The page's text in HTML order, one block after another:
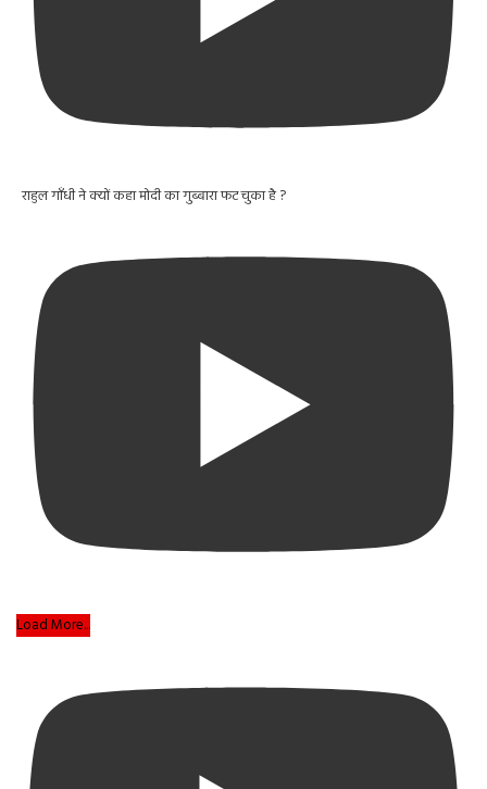
राहुल गाँधी ने क्यों कहा मोदी का गुब्बारा फट चुका है ?
Load More...